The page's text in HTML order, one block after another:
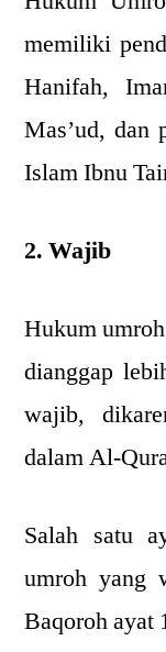
memiliki
Hanifah,
Mas’ud, dan
Islam Ibnu
2. Wajib
Hukum
dianggap
wajib,
dalam Al-
Salah satu
umroh yang
Baqoroh ayat